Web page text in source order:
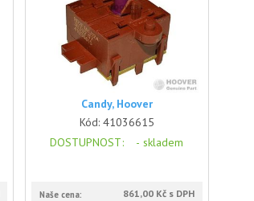
Candy, Hoover
Kód: 41036615
DOSTUPNOST: - skladem
Naše cena: 861,00 Kč s DPH